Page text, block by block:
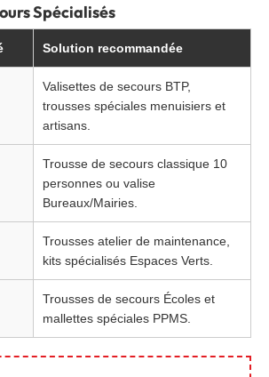
Spécialisés
Solution recommandée
Valisettes de secours BTP,
trousses spéciales menuisiers et
artisans.
Trousse de secours classique 10
personnes ou valise
Bureaux/Mairies.
Trousses atelier de maintenance,
kits spécialisés Espaces Verts.
Trousses de secours Écoles et
mallettes spéciales PPMS.